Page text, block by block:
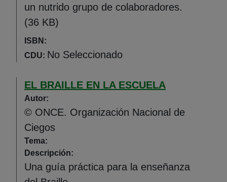
un nutrido grupo de colaboradores.
(36 KB)
ISBN:
CDU: No Seleccionado
EL BRAILLE EN LA ESCUELA
Autor:
© ONCE. Organización Nacional de
Ciegos
Tema:
Descripción:
Una guía práctica para la enseñanza